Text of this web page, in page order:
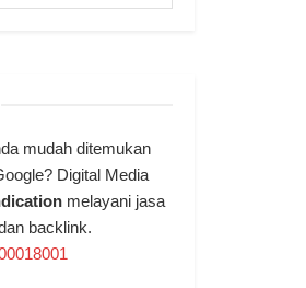
mudah ditemukan
Digital Media
melayani jasa
backlink.